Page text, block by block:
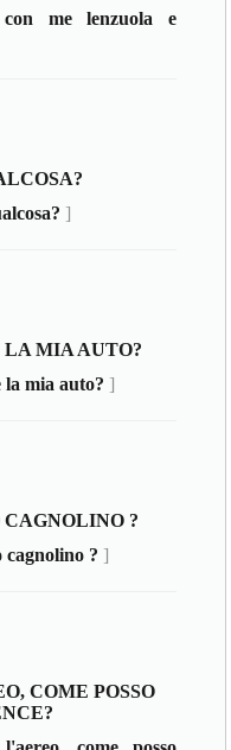
me lenzuola e
]
LA MIA AUTO?
la mia auto? ]
?
cagnolino ? ]
COME POSSO